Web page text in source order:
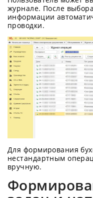
журнале. После
информации
проводки.
Для формирования
нестандартным
вручную.